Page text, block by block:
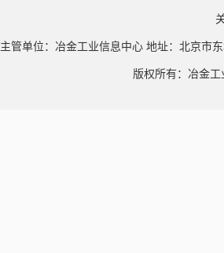
主管单位：冶金工业信息中心 地址：北京市
版权所有：冶金